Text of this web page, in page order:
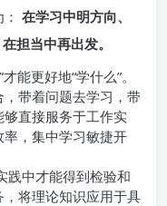
在学习中明方向、
担当中再出发。
能更好地“学什么”。
带着问题去学习，带
直接服务于工作实
，集中学习敏捷开
践中才能得到检验和
将理论知识应用于具